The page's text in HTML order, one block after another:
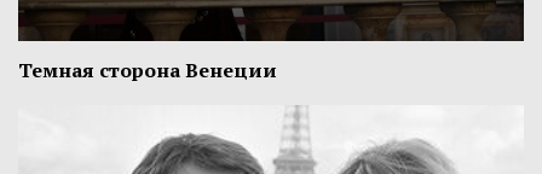
Темная сторона Венеции